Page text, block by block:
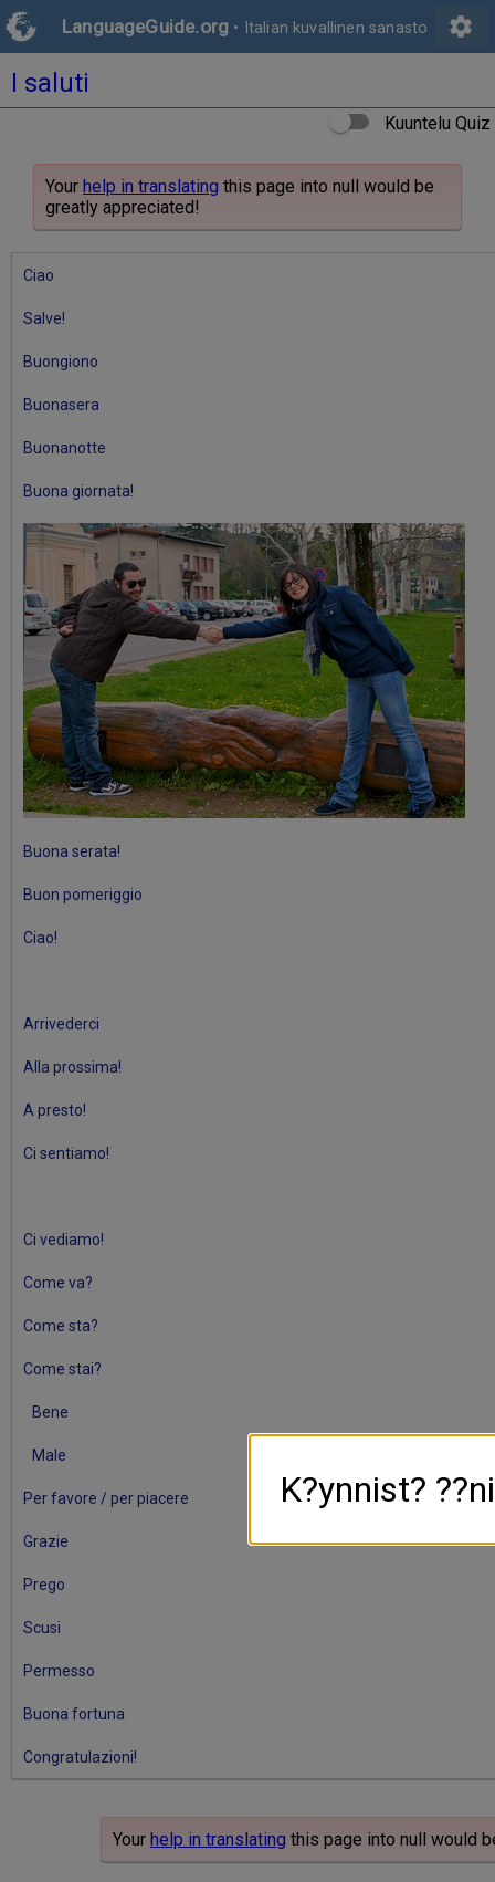
LanguageGuide.org • Italian kuvallinen sanasto settings
I saluti
Kuuntelu Quiz
Your help in translating this page into null would be
greatly appreciated!
Ciao
Salve!
Buongiono
Buonasera
Buonanotte
Buona giornata!
Buona serata!
Buon pomeriggio
Ciao!
Arrivederci
Alla prossima!
A presto!
Ci sentiamo!
Ci vediamo!
Come va?
Come sta?
Come stai?
Bene
Male
Per favore / per piacere
Grazie
Prego
Scusi
Permesso
Buona fortuna
Congratulazioni!
Your help in translating this page into null would
K?ynnist? ??ni